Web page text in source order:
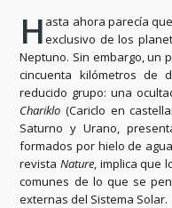
Hasta ahora parecía
exclusivo de los
Neptuno. Sin embargo, un
cincuenta kilómetros de
reducido grupo: una
Chariklo (Cariclo en
Saturno y Urano,
formados por hielo de
revista Nature, implica que
comunes de lo que se
externas del Sistema Solar.